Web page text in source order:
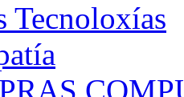
Tecnoloxías